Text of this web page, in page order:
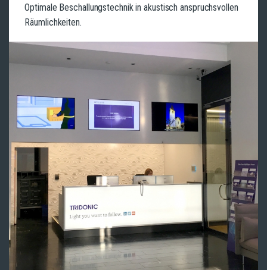
Optimale Beschallungstechnik in akustisch anspruchsvollen
Räumlichkeiten.